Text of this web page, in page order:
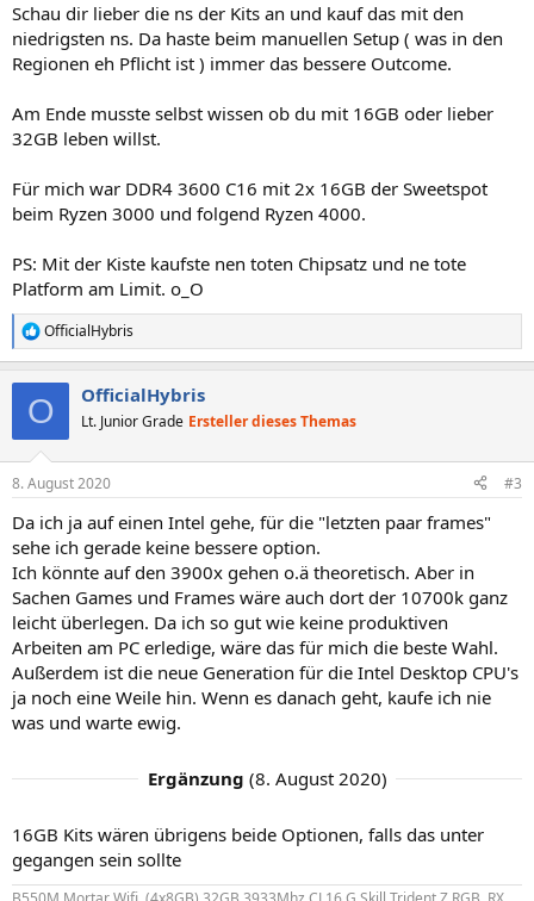
Schau dir lieber die ns der Kits an und kauf das mit den
niedrigsten ns. Da haste beim manuellen Setup ( was in den
Regionen eh Pflicht ist ) immer das bessere Outcome.
Am Ende musste selbst wissen ob du mit 16GB oder lieber
32GB leben willst.
Für mich war DDR4 3600 C16 mit 2x 16GB der Sweetspot
beim Ryzen 3000 und folgend Ryzen 4000.
PS: Mit der Kiste kaufste nen toten Chipsatz und ne tote
Platform am Limit. o_O
R
e
e
:
OfficialHybris
O OfficialHybris
Lt. Junior Grade Ersteller dieses Themas
8. August 2020 #3
Da ich ja auf einen Intel gehe, für die "letzten paar frames"
sehe ich gerade keine bessere option.
Ich könnte auf den 3900x gehen o.ä theoretisch. Aber in
Sachen Games und Frames wäre auch dort der 10700k ganz
leicht überlegen. Da ich so gut wie keine produktiven
Arbeiten am PC erledige, wäre das für mich die beste Wahl.
Außerdem ist die neue Generation für die Intel Desktop CPU's
ja noch eine Weile hin. Wenn es danach geht, kaufe ich nie
was und warte ewig.
Ergänzung (8. August 2020)
16GB Kits wären übrigens beide Optionen, falls das unter
gegangen sein sollte